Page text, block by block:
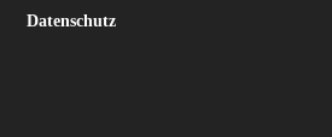
Datenschutz